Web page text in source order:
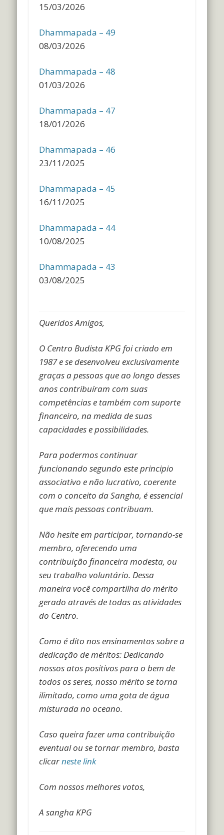
15/03/2026
Dhammapada – 49
08/03/2026
Dhammapada – 48
01/03/2026
Dhammapada – 47
18/01/2026
Dhammapada – 46
23/11/2025
Dhammapada – 45
16/11/2025
Dhammapada – 44
10/08/2025
Dhammapada – 43
03/08/2025
Queridos Amigos,
O Centro Budista KPG foi criado em
1987 e se desenvolveu exclusivamente
graças a pessoas que ao longo desses
anos contribuíram com suas
competências e também com suporte
financeiro, na medida de suas
capacidades e possibilidades.
Para podermos continuar
funcionando segundo este principio
associativo e não lucrativo, coerente
com o conceito da Sangha, é essencial
que mais pessoas contribuam.
Não hesite em participar, tornando-se
membro, oferecendo uma
contribuição financeira modesta, ou
seu trabalho voluntário. Dessa
maneira você compartilha do mérito
gerado através de todas as atividades
do Centro.
Como é dito nos ensinamentos sobre a
dedicação de méritos: Dedicando
nossos atos positivos para o bem de
todos os seres, nosso mérito se torna
ilimitado, como uma gota de água
misturada no oceano.
Caso queira fazer uma contribuição
eventual ou se tornar membro, basta
clicarneste link
Com nossos melhores votos,
A sangha KPG